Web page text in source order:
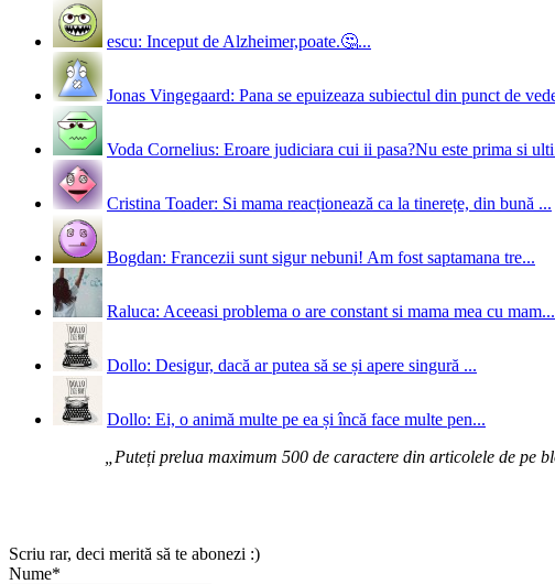
escu: Inceput de Alzheimer,poate.🤔...
Jonas Vingegaard: Pana se epuizeaza subiectul din punct de
Voda Cornelius: Eroare judiciara cui ii pasa?Nu este prima si
Cristina Toader: Si mama reacționează ca la tinerețe, din bună ...
Bogdan: Francezii sunt sigur nebuni! Am fost saptamana tre...
Raluca: Aceeasi problema o are constant si mama mea cu mam...
Dollo: Desigur, dacă ar putea să se și apere singură ...
Dollo: Ei, o animă multe pe ea și încă face multe pen...
„Puteți prelua maximum 500 de caractere din articolele de
Scriu rar, deci merită să te abonezi :)
Nume*